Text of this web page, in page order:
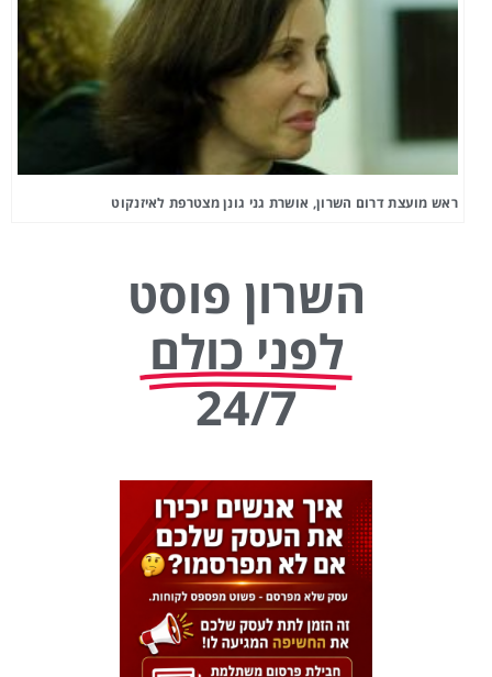
ראש מועצת דרום השרון, אושרת גני גונן מצטרפת לאיזנקוט
השרון פוסט
לפני כולם
24/7